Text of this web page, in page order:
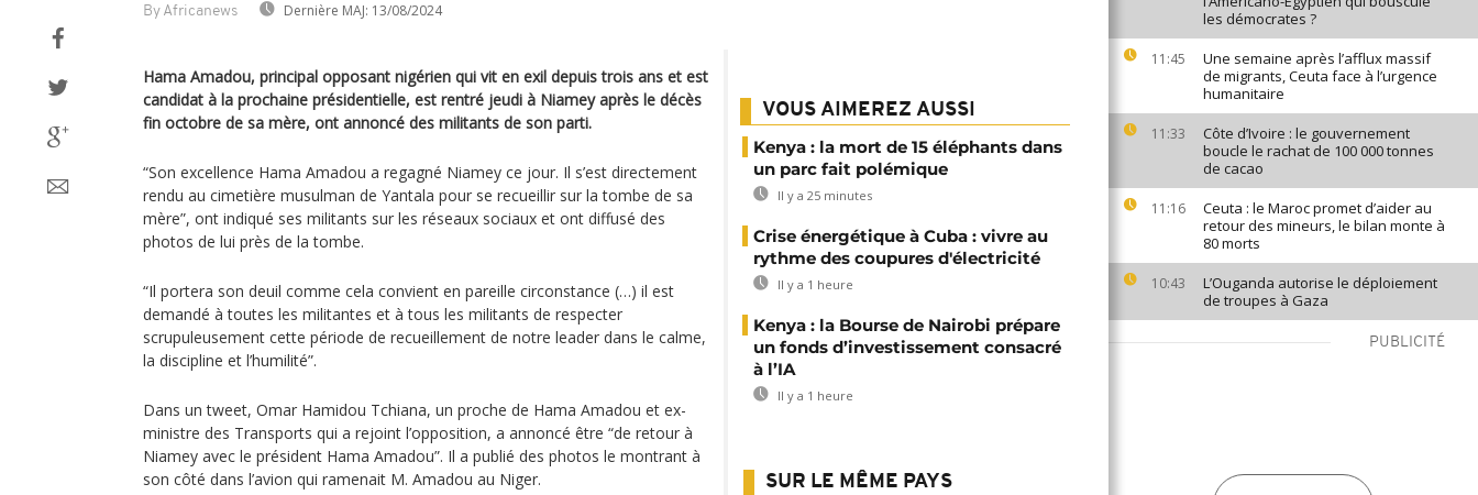
les démocrates ?
11:45
Une semaine après l’afflux massif
de migrants, Ceuta face à l’urgence
humanitaire
11:33
Côte d’Ivoire : le gouvernement
boucle le rachat de 100 000 tonnes
de cacao
11:16
Ceuta : le Maroc promet d’aider au
retour des mineurs, le bilan monte à
80 morts
10:43
L’Ouganda autorise le déploiement
de troupes à Gaza
PUBLICITÉ
By Africanews Dernière MAJ: 13/08/2024
Hama Amadou, principal opposant nigérien qui vit en exil depuis trois ans et est
candidat à la prochaine présidentielle, est rentré jeudi à Niamey après le décès
fin octobre de sa mère, ont annoncé des militants de son parti.
“Son excellence Hama Amadou a regagné Niamey ce jour. Il s’est directement
rendu au cimetière musulman de Yantala pour se recueillir sur la tombe de sa
mère”, ont indiqué ses militants sur les réseaux sociaux et ont diffusé des
photos de lui près de la tombe.
“Il portera son deuil comme cela convient en pareille circonstance (…) il est
demandé à toutes les militantes et à tous les militants de respecter
scrupuleusement cette période de recueillement de notre leader dans le calme,
la discipline et l’humilité”.
Dans un tweet, Omar Hamidou Tchiana, un proche de Hama Amadou et ex-
ministre des Transports qui a rejoint l’opposition, a annoncé être “de retour à
Niamey avec le président Hama Amadou”. Il a publié des photos le montrant à
son côté dans l’avion qui ramenait M. Amadou au Niger.
VOUS AIMEREZ AUSSI
Kenya : la mort de 15 éléphants dans
un parc fait polémique
Il y a 25 minutes
Crise énergétique à Cuba : vivre au
rythme des coupures d'électricité
Il y a 1 heure
Kenya : la Bourse de Nairobi prépare
un fonds d’investissement consacré
à l’IA
Il y a 1 heure
SUR LE MÊME PAYS